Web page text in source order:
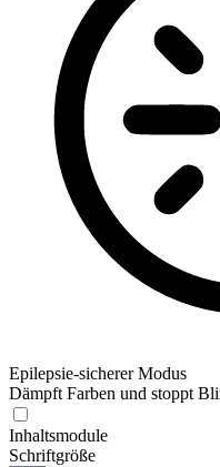
Epilepsie-sicherer Modus
Dämpft Farben und stoppt
Inhaltsmodule
Schriftgröße